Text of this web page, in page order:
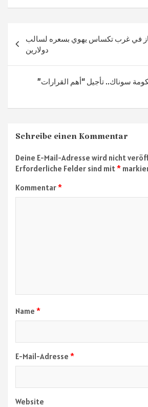
b
o
ok
gr
m
tt at
sA
p
p
n
في غرب تكساس يهوي بسعره لسالب
دولارين
سوناك.. تأجيل “أهم القرارات”
Schreibe einen Kommentar
Deine E-Mail-Adresse wird nicht
Erforderliche Felder sind mit*
Kommentar*
Name *
E-Mail-Adresse *
Website